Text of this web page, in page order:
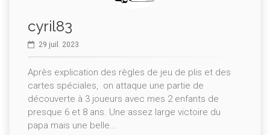
cyril83
29 juil. 2023
Après explication des règles de jeu de plis et des
cartes spéciales, on attaque une partie de
découverte à 3 joueurs avec mes 2 enfants de
presque 6 et 8 ans. Une assez large victoire du
papa mais une belle...